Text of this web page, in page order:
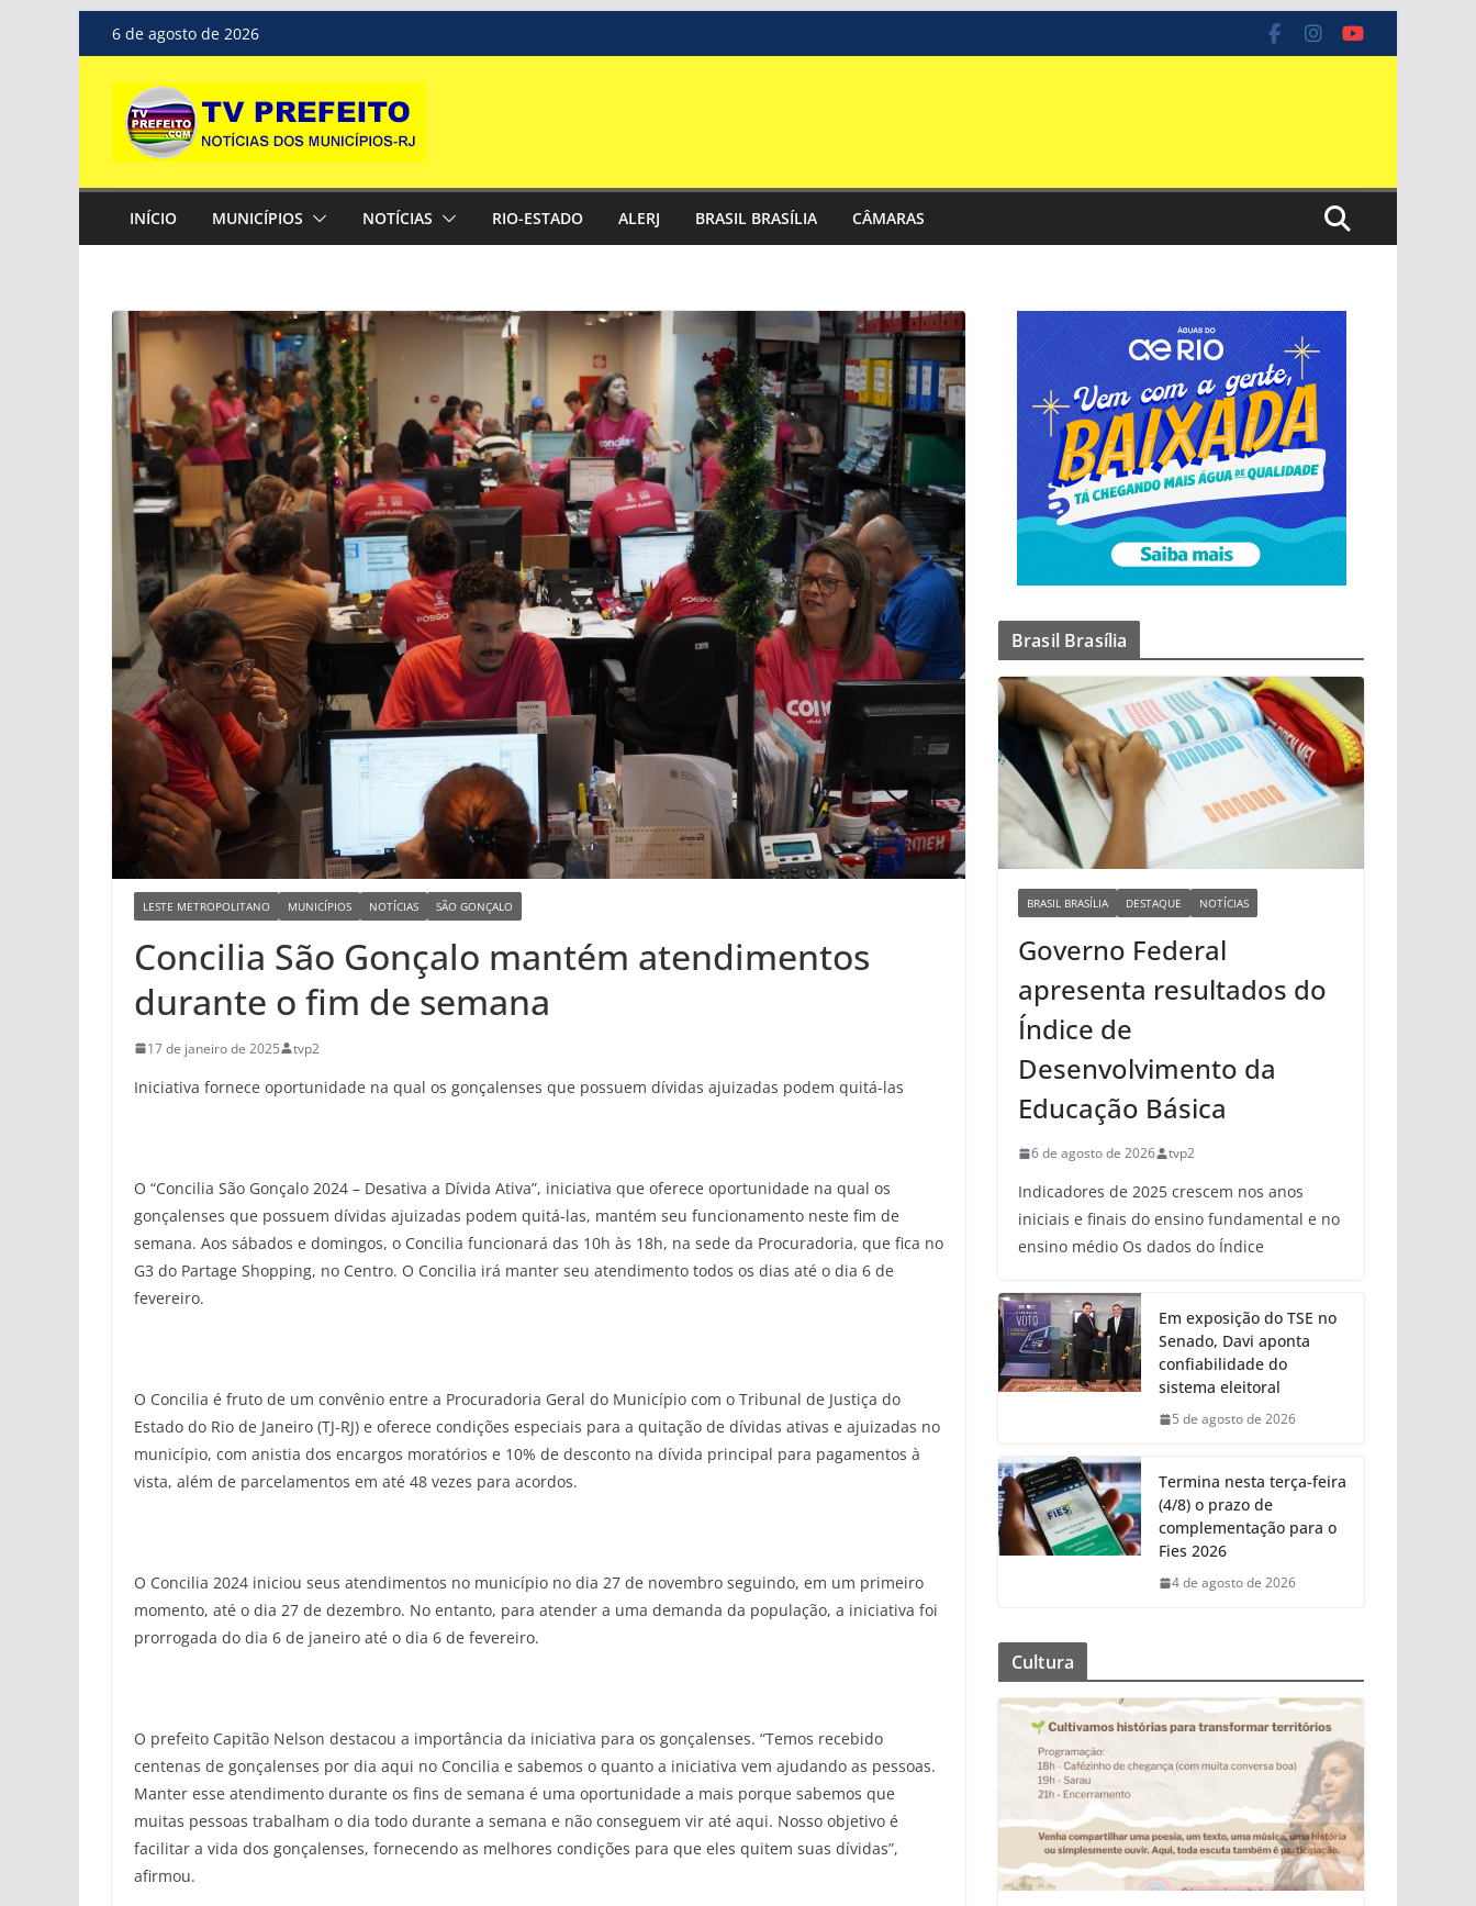
Pular
para
conteúdo
6 de agosto de 2026
INÍCIO MUNICÍPIOS NOTÍCIAS RIO-ESTADO ALERJ BRASIL BRASÍLIA CÂMARAS
LESTE METROPOLITANO MUNICÍPIOS NOTÍCIAS SÃO GONÇALO
Concilia São Gonçalo mantém atendimentos
durante o fim de semana
17 de janeiro de 2025 tvp2
Iniciativa fornece oportunidade na qual os gonçalenses que possuem dívidas ajuizadas podem quitá-las
O “Concilia São Gonçalo 2024 – Desativa a Dívida Ativa”, iniciativa que oferece oportunidade na qual os
gonçalenses que possuem dívidas ajuizadas podem quitá-las, mantém seu funcionamento neste fim de
semana. Aos sábados e domingos, o Concilia funcionará das 10h às 18h, na sede da Procuradoria, que fica no
G3 do Partage Shopping, no Centro. O Concilia irá manter seu atendimento todos os dias até o dia 6 de
fevereiro.
O Concilia é fruto de um convênio entre a Procuradoria Geral do Município com o Tribunal de Justiça do
Estado do Rio de Janeiro (TJ-RJ) e oferece condições especiais para a quitação de dívidas ativas e ajuizadas no
município, com anistia dos encargos moratórios e 10% de desconto na dívida principal para pagamentos à
vista, além de parcelamentos em até 48 vezes para acordos.
O Concilia 2024 iniciou seus atendimentos no município no dia 27 de novembro seguindo, em um primeiro
momento, até o dia 27 de dezembro. No entanto, para atender a uma demanda da população, a iniciativa foi
prorrogada do dia 6 de janeiro até o dia 6 de fevereiro.
O prefeito Capitão Nelson destacou a importância da iniciativa para os gonçalenses. “Temos recebido
centenas de gonçalenses por dia aqui no Concilia e sabemos o quanto a iniciativa vem ajudando as pessoas.
Manter esse atendimento durante os fins de semana é uma oportunidade a mais porque sabemos que
muitas pessoas trabalham o dia todo durante a semana e não conseguem vir até aqui. Nosso objetivo é
facilitar a vida dos gonçalenses, fornecendo as melhores condições para que eles quitem suas dívidas”,
afirmou.
Brasil Brasília
BRASIL BRASÍLIA DESTAQUE NOTÍCIAS
Governo Federal
apresenta resultados do
Índice de
Desenvolvimento da
Educação Básica
6 de agosto de 2026 tvp2
Indicadores de 2025 crescem nos anos
iniciais e finais do ensino fundamental e no
ensino médio Os dados do Índice
Em exposição do TSE no
Senado, Davi aponta
confiabilidade do
sistema eleitoral
5 de agosto de 2026
Termina nesta terça-feira
(4/8) o prazo de
complementação para o
Fies 2026
4 de agosto de 2026
Cultura